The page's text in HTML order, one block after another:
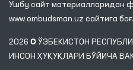
Ушбу сайт материалларидан
www.ombudsman.uz сайтига
2026 © ЎЗБЕКИСТОН
ИНСОН ҲУҚУҚЛАРИ БЎЙИЧА